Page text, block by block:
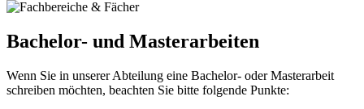
Bachelor- und Masterarbeiten
Wenn Sie in unserer Abteilung eine Bachelor- oder Masterarbeit
schreiben möchten, beachten Sie bitte folgende Punkte: